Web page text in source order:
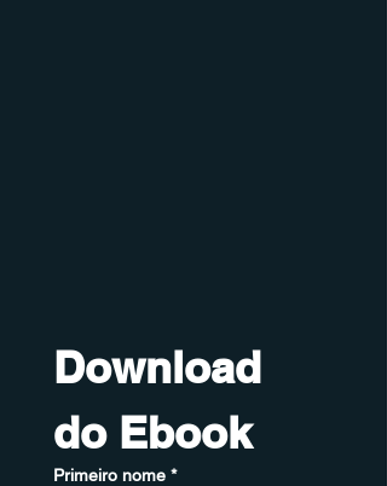
Download
do Ebook
Primeiro nome *